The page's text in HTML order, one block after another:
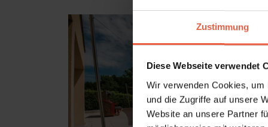
Zustimmung
Diese Webseite verwendet
Wir verwenden Cookies,
und die Zugriffe auf unsere
Website an unsere Partner